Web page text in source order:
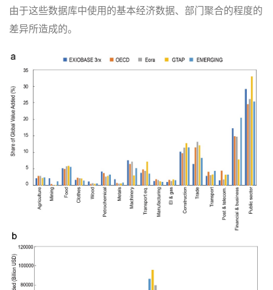
由于这些数据库中使用的基本经济数据、部门聚合的程度的
差异所造成的。